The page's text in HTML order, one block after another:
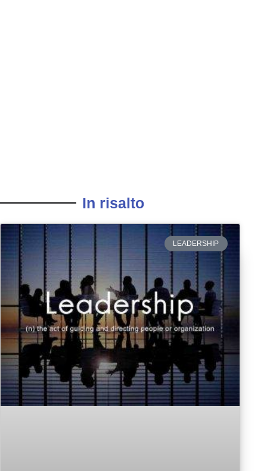
In risalto
LEADERSHIP